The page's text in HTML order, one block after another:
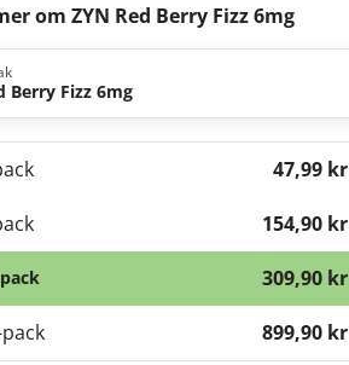
om ZYN Red Berry Fizz 6mg
Berry Fizz 6mg
47,99 kr
154,90 kr
309,90 kr
899,90 kr